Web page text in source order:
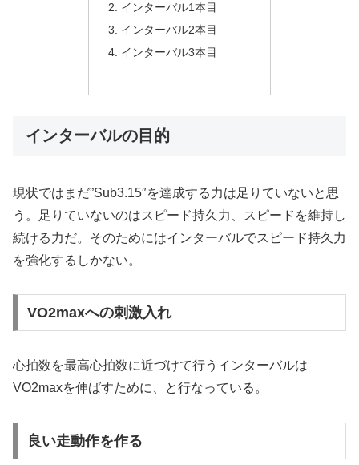
インターバル1本目
インターバル2本目
インターバル3本目
インターバルの目的
現状ではまだ‪”Sub3.15″‬を達成する力は足りていないと思
う。足りていないのはスピード持久力、スピードを維持し
続ける力だ。そのためにはインターバルでスピード持久力
を強化するしかない。
VO2maxへの刺激入れ
心拍数を最高心拍数に近づけて行うインターバルは
VO2maxを伸ばすために、と行なっている。
良い走動作を作る